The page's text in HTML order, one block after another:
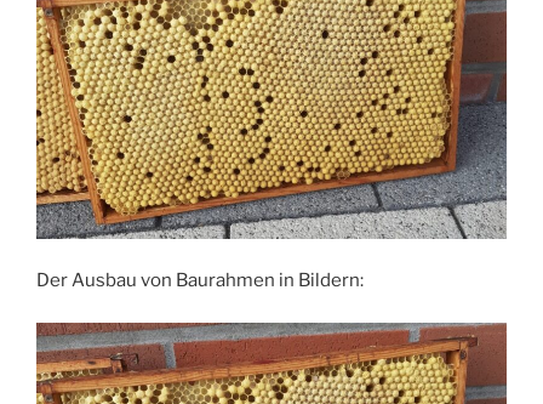
Der Ausbau von Baurahmen in Bildern: